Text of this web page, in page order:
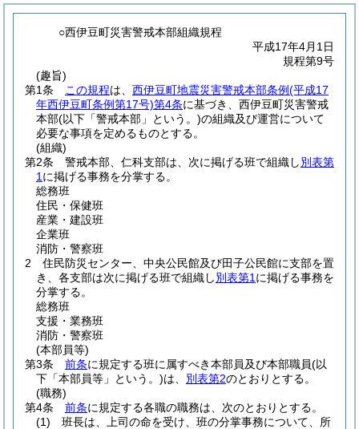
○西伊豆町災害警戒本部組織規程
平成17年4月1日
規程第9号
(趣旨)
第1条
この規程は、 西伊豆町地震災害警戒本部条例(平成17
年西伊豆町条例第17号)第4条に基づき、西伊豆町災害警戒
本部(以下「警戒本部」という。)の組織及び運営について
必要な事項を定めるものとする。
(組織)
第2条
警戒本部、仁科支部は、次に掲げる班で組織し別表第
1 に掲げる事務を分掌する。
総務班
住民・保健班
産業・建設班
企業班
消防・警察班
2
住民防災センター、中央公民館及び田子公民館に支部を置
き、各支部は次に掲げる班で組織し別表第1 に掲げる事務を
分掌する。
総務班
支援・業務班
消防・警察班
(本部員等)
第3条
前条に規定する班に属すべき本部員及び本部職員(以
下「本部員等」という。)は、 別表第2のとおりとする。
(職務)
第4条
前条に規定する各職の職務は、次のとおりとする。
(1)
班長は、上司の命を受け、班の分掌事務について、所